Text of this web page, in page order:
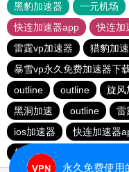
黑豹加速器
一元机场
快连加速器app
快连加
雷霆vp加速器
猎豹加
暴雪vp永久免费加速器下
outline
outline 旋风
黑洞加速
outline 雷
ios加速器
快连加速器
极光vp加速器
永久免费使用